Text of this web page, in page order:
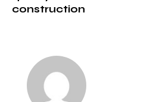
construction